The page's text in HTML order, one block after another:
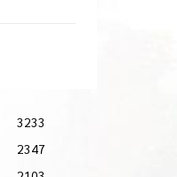
3233
2347